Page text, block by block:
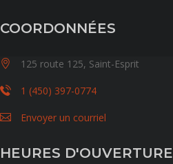
COORDONNÉES
125 route 125, Saint-Esprit
1 (450) 397-0774
Envoyer un courriel
HEURES D'OUVERTURE